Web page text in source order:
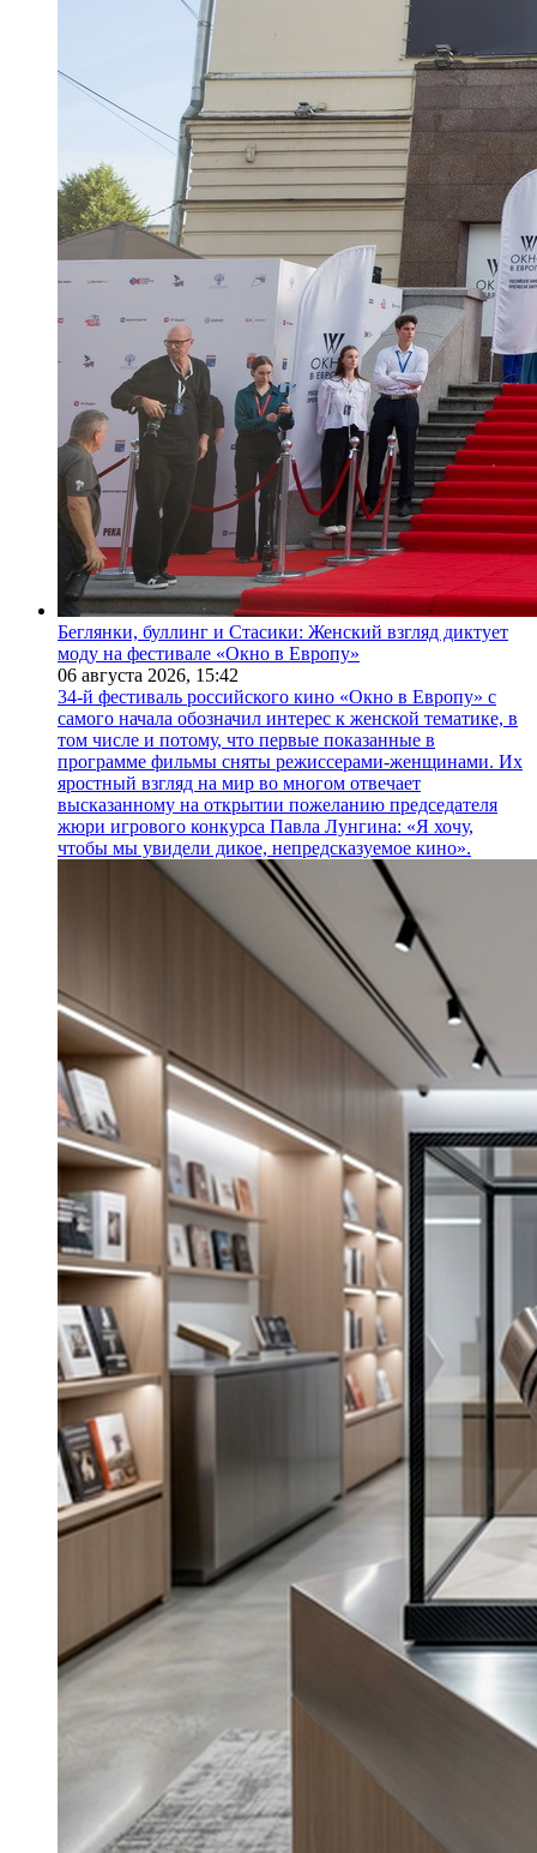
Беглянки, буллинг и Стасики: Женский взгляд диктует
моду на фестивале «Окно в Европу»
06 августа 2026, 15:42
34-й фестиваль российского кино «Окно в Европу» с
самого начала обозначил интерес к женской тематике, в
том числе и потому, что первые показанные в
программе фильмы сняты режиссерами-женщинами. Их
яростный взгляд на мир во многом отвечает
высказанному на открытии пожеланию председателя
жюри игрового конкурса Павла Лунгина: «Я хочу,
чтобы мы увидели дикое, непредсказуемое кино».